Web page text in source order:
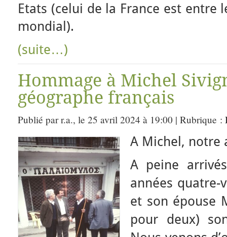
Etats (celui de la France est entre
mondial).
(suite…)
Hommage à Michel
géographe français
Publié par r.a., le 25 avril 2024 à 19:00 | Rubrique :
A Michel, notre
A peine
années quatre-
et son épouse
pour deux)